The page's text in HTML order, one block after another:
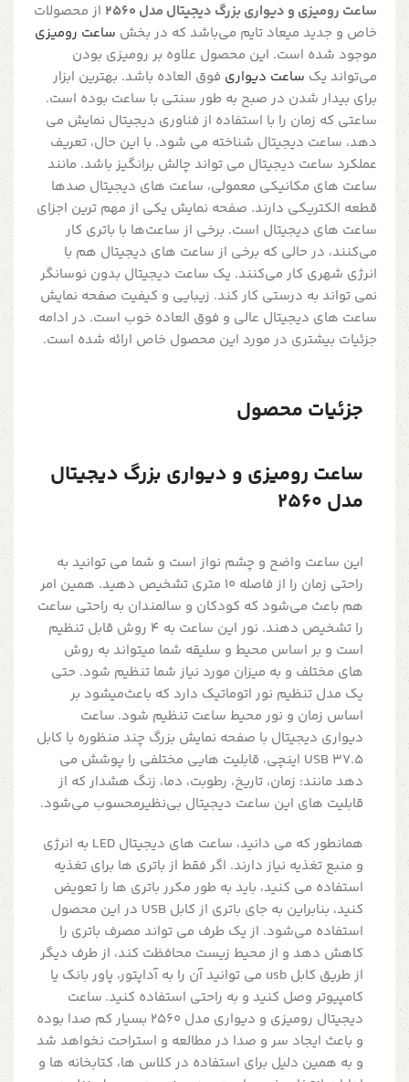
ساعت رومیزی و دیواری بزرگ دیجیتال مدل 2560
از محصولات
خاص و جدید میعاد تایم می‌باشد که در بخش ساعت رومیزی
موجود شده است. این محصول علاوه بر رومیزی بودن
می‌تواند یک ساعت دیواری فوق العاده باشد. بهترین ابزار
برای بیدار شدن در صبح به طور سنتی با ساعت بوده است.
ساعتی که زمان را با استفاده از فناوری دیجیتال نمایش می
دهد، ساعت دیجیتال شناخته می شود. با این حال، تعریف
عملکرد ساعت دیجیتال می تواند چالش برانگیز باشد. مانند
ساعت های مکانیکی معمولی، ساعت های دیجیتال صدها
قطعه الکتریکی دارند. صفحه نمایش یکی از مهم ترین اجزای
ساعت های دیجیتال است. برخی از ساعت‌ها با باتری کار
می‌کنند، در حالی که برخی از ساعت های دیجیتال هم با
انرژی شهری کار می‌کنند. یک ساعت دیجیتال بدون نوسانگر
نمی تواند به درستی کار کند. زیبایی و کیفیت صفحه نمایش
ساعت های دیجیتال عالی و فوق العاده خوب است. در ادامه
جزئیات بیشتری در مورد این محصول خاص ارائه شده است.
جزئیات محصول
ساعت رومیزی و دیواری بزرگ دیجیتال
مدل 2560
این ساعت واضح و چشم نواز است و شما می توانید به
راحتی زمان را از فاصله 10 متری تشخیص دهید. همین امر
هم باعث می‌شود که کودکان و سالمندان به راحتی ساعت
را تشخیص دهند. نور این ساعت به 4 روش قابل تنظیم
است و بر اساس محیط و سلیقه شما میتواند به روش
های مختلف و به میزان مورد نیاز شما تنظیم شود. حتی
یک مدل تنظیم نور اتوماتیک دارد که باعث‌میشود بر
اساس زمان و نور محیط ساعت تنظیم شود. ساعت
دیواری دیجیتال با صفحه نمایش بزرگ چند منظوره با کابل
USB 37.5 اینچی، قابلیت هایی مختلفی را پوشش می
دهد مانند: زمان، تاریخ، رطوبت، دما، زنگ هشدار که از
قابلیت های این ساعت دیجیتال بی‌نظیرمحسوب می‌شود.
همانطور که می دانید، ساعت های دیجیتال LED به انرژی
و منبع تغذیه نیاز دارند. اگر فقط از باتری ها برای تغذیه
استفاده می کنید، باید به طور مکرر باتری ها را تعویض
کنید، بنابراین به جای باتری از کابل USB در این محصول
استفاده می‌شود. از یک طرف می تواند مصرف باتری را
کاهش دهد و از محیط زیست محافظت کند، از طرف دیگر
از طریق کابل usb می توانید آن را به آداپتور، پاور بانک یا
کامپیوتر وصل کنید و به راحتی استفاده کنید. ساعت
دیجیتال رومیزی و دیواری مدل 2560 بسیار کم صدا بوده
و باعث ایجاد سر و صدا در مطالعه و استراحت نخواهد شد
و به همین دلیل برای استفاده در کلاس ها، کتابخانه ها و